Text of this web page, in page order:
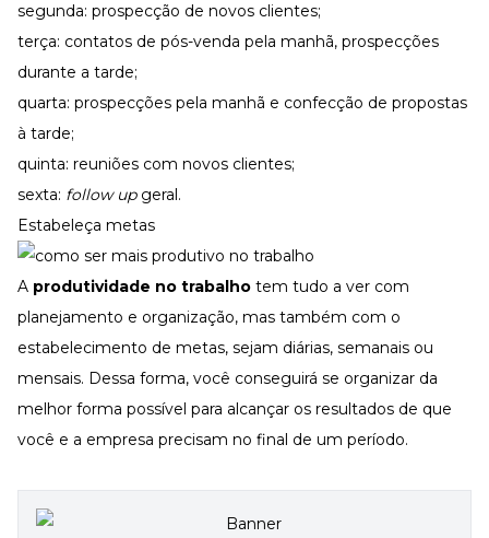
segunda: prospecção de novos clientes;
terça: contatos de pós-venda pela manhã, prospecções
durante a tarde;
quarta: prospecções pela manhã e confecção de propostas
à tarde;
quinta: reuniões com novos clientes;
sexta: follow upgeral.
Estabeleça metas
A produtividade no trabalho tem tudo a ver com
planejamento e organização, mas também com o
estabelecimento de metas, sejam diárias, semanais ou
mensais. Dessa forma, você conseguirá se organizar da
melhor forma possível para alcançar os resultados de que
você e a empresa precisam no final de um período.